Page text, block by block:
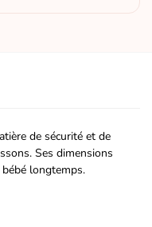
de sécurité et de
Ses dimensions
bébé longtemps.